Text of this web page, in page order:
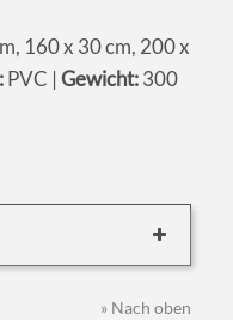
160 x 30 cm, 200 x
PVC | Gewicht:300
» Nach oben